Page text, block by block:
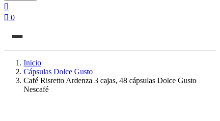

 0
Inicio
Cápsulas Dolce Gusto
Café Risretto Ardenza 3 cajas, 48 cápsulas Dolce Gusto
Nescafé